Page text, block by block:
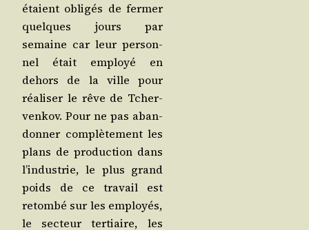
étaient obli­gés de fer­mer
quelques jours par
semaine car leur per­son­
nel était employé en
dehors de la ville pour
réa­li­ser le rêve de Tcher­
ven­kov. Pour ne pas aban­
don­ner com­plè­te­ment les
plans de pro­duc­tion dans
l’in­dus­trie, le plus grand
poids de ce tra­vail est
retom­bé sur les employés,
le sec­teur ter­tiaire, les